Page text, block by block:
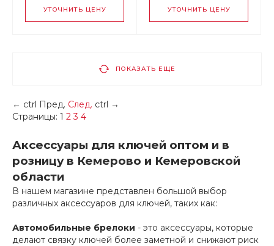
УТОЧНИТЬ ЦЕНУ УТОЧНИТЬ ЦЕНУ
ПОКАЗАТЬ ЕЩЕ
← ctrl Пред. След. ctrl →
Страницы: 1 2 3 4
Аксессуары для ключей оптом и в
розницу в Кемерово и Кемеровской
области
В нашем магазине представлен большой выбор
различных аксессуаров для ключей, таких как:
Автомобильные брелоки - это аксессуары, которые
делают связку ключей более заметной и снижают риск